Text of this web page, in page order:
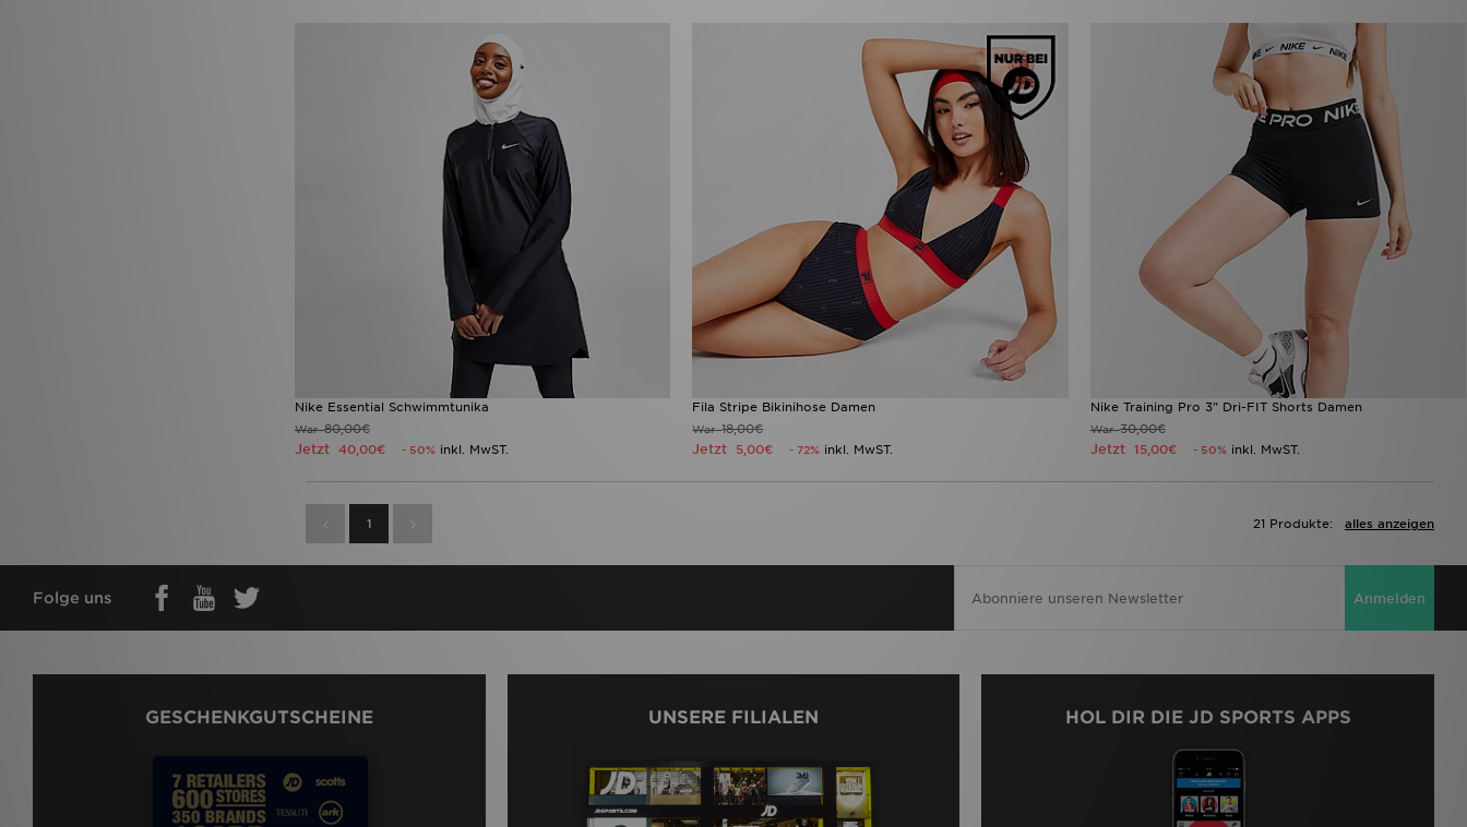
Nike Essential Schwimmtunika
War80,00€
Jetzt 40,00€ - 50% inkl. MwST.
Fila Stripe Bikinihose Damen
War18,00€
Jetzt 5,00€ - 72% inkl. MwST.
Nike Training Pro 3" Dri-FIT Shorts Damen
War30,00€
Jetzt 15,00€ - 50% inkl. MwST.
1 alles anzeigen
21 Produkte:
Folge uns Anmelden
GESCHENKGUTSCHEINE UNSERE FILIALEN HOL DIR DIE JD SPORTS APPS